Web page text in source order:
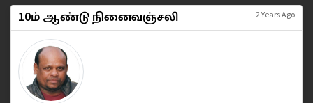
10ம் ஆண்டு நினைவஞ்சலி 2 Years Ago